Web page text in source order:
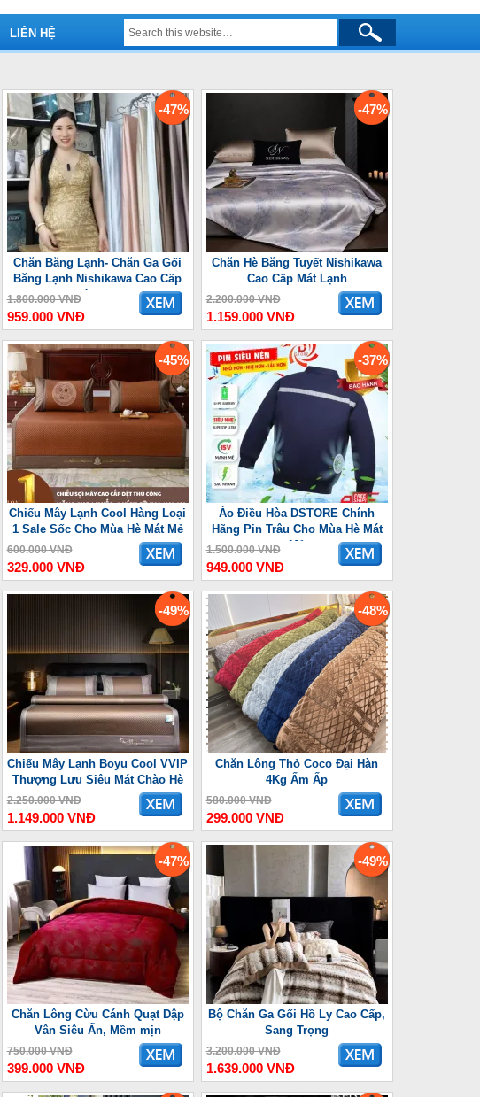
LIÊN HỆ
-47%
Chăn Băng Lạnh- Chăn Ga Gối
Băng Lạnh Nishikawa Cao Cấp
Mát Lạnh
1.800.000 VNĐ
959.000 VNĐ
-47%
Chăn Hè Băng Tuyết Nishikawa
Cao Cấp Mát Lạnh
2.200.000 VNĐ
1.159.000 VNĐ
-45%
Chiếu Mây Lạnh Cool Hàng Loại
1 Sale Sốc Cho Mùa Hè Mát Mẻ
600.000 VNĐ
329.000 VNĐ
-37%
Áo Điều Hòa DSTORE Chính
Hãng Pin Trâu Cho Mùa Hè Mát
Mẻ
1.500.000 VNĐ
949.000 VNĐ
-49%
Chiếu Mây Lạnh Boyu Cool VVIP
Thượng Lưu Siêu Mát Chào Hè
2.250.000 VNĐ
1.149.000 VNĐ
-48%
Chăn Lông Thỏ Coco Đại Hàn
4Kg Ấm Ấp
580.000 VNĐ
299.000 VNĐ
-47%
Chăn Lông Cừu Cánh Quạt Dập
Vân Siêu Ấn, Mềm mịn
750.000 VNĐ
399.000 VNĐ
-49%
Bộ Chăn Ga Gối Hồ Ly Cao Cấp,
Sang Trọng
3.200.000 VNĐ
1.639.000 VNĐ